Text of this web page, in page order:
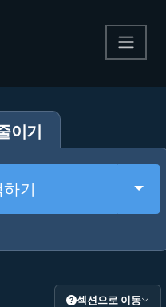
이기
기
섹션으로 이동